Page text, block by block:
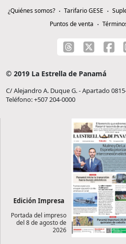
¿Quiénes somos? Tarifario GESE
Puntos de venta
© 2019 La Estrella de Panamá
C/ Alejandro A. Duque G. - Apartado
Teléfono: +507 204-0000
Edición Impresa
Portada del impreso
del 8 de agosto de
2026